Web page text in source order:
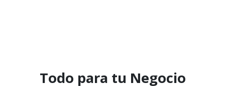
Todo para tu Negocio